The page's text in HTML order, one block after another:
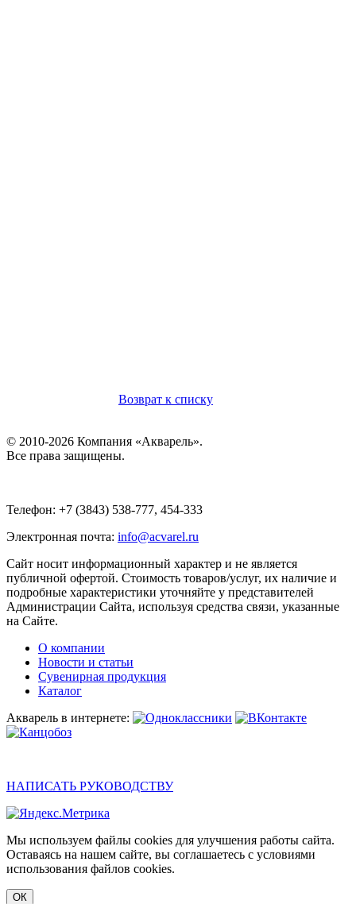
Возврат к списку
© 2010-2026 Компания «Акварель».
Все права защищены.
Телефон: +7 (3843) 538-777, 454-333
Электронная почта: info@acvarel.ru
Сайт носит информационный характер и не является
публичной офертой. Стоимость товаров/услуг, их наличие и
подробные характеристики уточняйте у представителей
Администрации Сайта, используя средства связи, указанные
на Сайте.
О компании
Новости и статьи
Сувенирная продукция
Каталог
Акварель в интернете:
НАПИСАТЬ РУКОВОДСТВУ
Мы используем файлы cookies для улучшения работы сайта.
Оставаясь на нашем сайте, вы соглашаетесь с условиями
использования файлов cookies.
ОК